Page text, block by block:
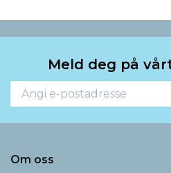
Meld deg på
Om oss